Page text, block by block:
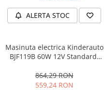
ALERTA STOC
Masinuta electrica Kinderauto
BJF119B 60W 12V Standard,
864,29 RON
559,24 RON